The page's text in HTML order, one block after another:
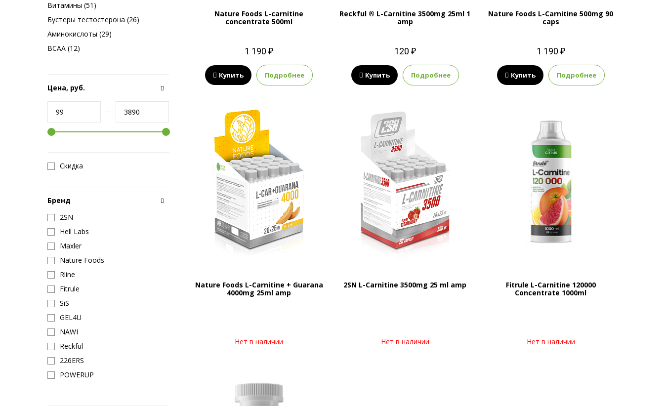
Витамины (51)
Бустеры тестостерона (26)
Аминокислоты (29)
BCAA (12)
Цена, руб.
Скидка
Бренд
2SN
Hell Labs
Maxler
Nature Foods
Rline
Fitrule
SiS
GEL4U
NAWI
Reckful
226ERS
POWERUP
Nature Foods L-carnitine
concentrate 500ml
1 190 ₽
Купить Подробнее
Reckful ® L-Carnitine 3500mg 25ml 1
amp
120 ₽
Купить Подробнее
Nature Foods L-Carnitine 500mg 90
caps
1 190 ₽
Купить Подробнее
Nature Foods L-Carnitine + Guarana
4000mg 25ml amp
Нет в наличии
2SN L-Carnitine 3500mg 25 ml amp
Нет в наличии
Fitrule L-Carnitine 120000
Concentrate 1000ml
Нет в наличии